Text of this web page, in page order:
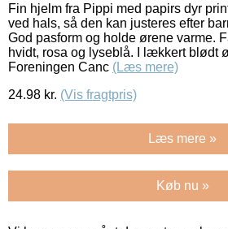
Fin hjelm fra Pippi med papirs dyr
ved hals, så den kan justeres efter
God pasform og holde ørene varme.
hvidt, rosa og lyseblå. I lækkert blødt
Foreningen Canc (Læs mere)
24.98 kr. (Vis fragtpris)
Læs mere »
Køb nu »